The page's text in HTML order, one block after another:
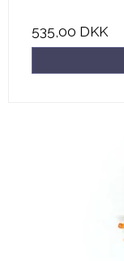
535,00 DKK